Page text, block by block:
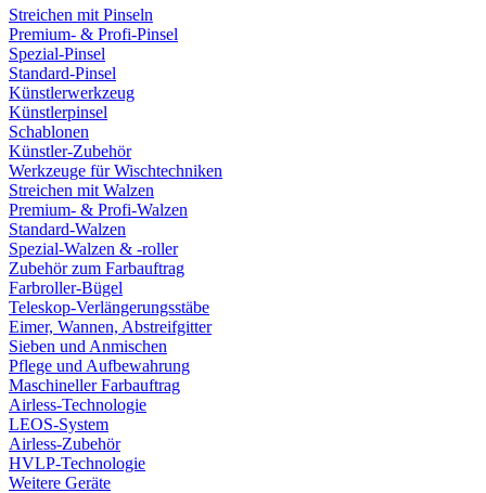
Streichen mit Pinseln
Premium- & Profi-Pinsel
Spezial-Pinsel
Standard-Pinsel
Künstlerwerkzeug
Künstlerpinsel
Schablonen
Künstler-Zubehör
Werkzeuge für Wischtechniken
Streichen mit Walzen
Premium- & Profi-Walzen
Standard-Walzen
Spezial-Walzen & -roller
Zubehör zum Farbauftrag
Farbroller-Bügel
Teleskop-Verlängerungsstäbe
Eimer, Wannen, Abstreifgitter
Sieben und Anmischen
Pflege und Aufbewahrung
Maschineller Farbauftrag
Airless-Technologie
LEOS-System
Airless-Zubehör
HVLP-Technologie
Weitere Geräte